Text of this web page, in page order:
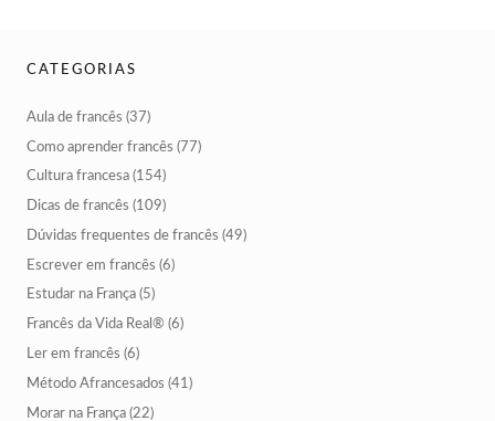
CATEGORIAS
Aula de francês (37)
Como aprender francês (77)
Cultura francesa (154)
Dicas de francês (109)
Dúvidas frequentes de francês (49)
Escrever em francês (6)
Estudar na França (5)
Francês da Vida Real® (6)
Ler em francês (6)
Método Afrancesados (41)
Morar na França (22)